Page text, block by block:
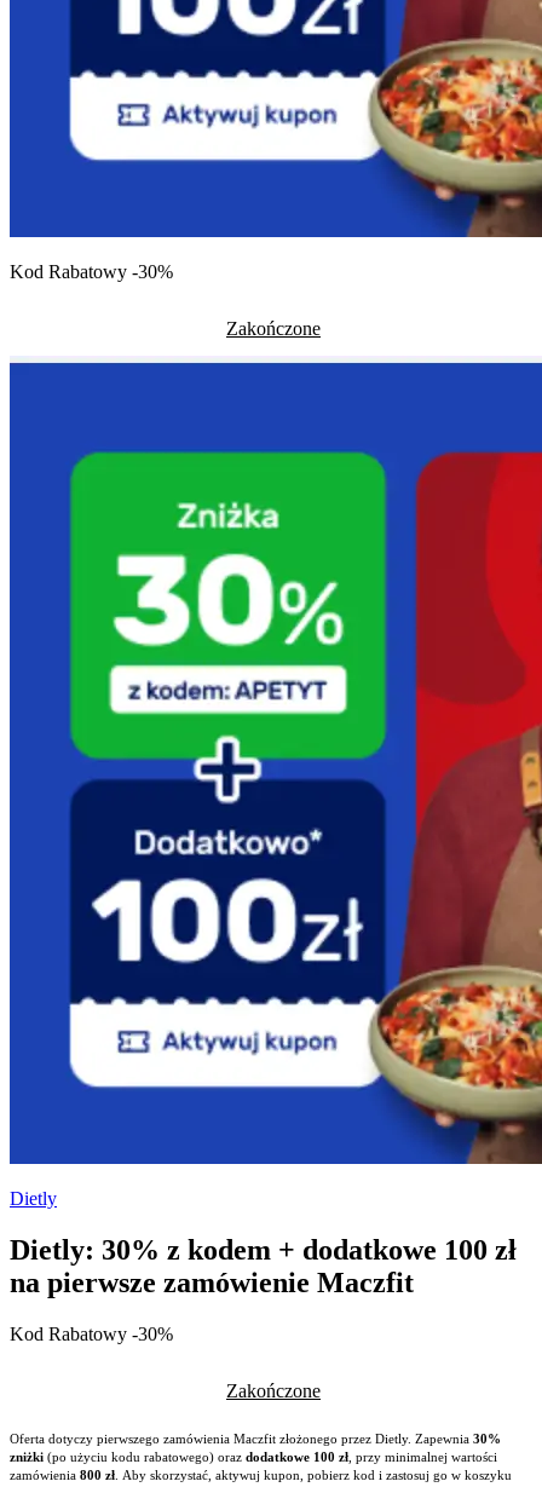
Kod Rabatowy -30%
Zakończone
Dietly
Dietly: 30% z kodem + dodatkowe 100 zł
na pierwsze zamówienie Maczfit
Kod Rabatowy -30%
Zakończone
Oferta dotyczy pierwszego zamówienia Maczfit złożonego przez Dietly. Zapewnia 30%
zniżki (po użyciu kodu rabatowego) oraz dodatkowe 100 zł , przy minimalnej wartości
zamówienia 800 zł . Aby skorzystać, aktywuj kupon, pobierz kod i zastosuj go w koszyku